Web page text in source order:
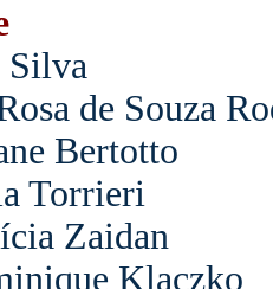
de Souza
Bertotto
Torrieri
Zaidan
Klaczko